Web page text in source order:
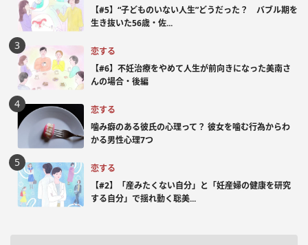
【#5】“子どものいない人生”どうだった？ バブル期を
生き抜いた56歳・佐...
恋する
【#6】不妊治療をやめて人生が前向きになった美南さ
んの場合・後編
恋する
噛み癖のある彼氏の心理って？ 彼女を噛む行為からわ
かる男性心理7つ
恋する
【#2】「産みたくない自分」と「妊産婦の健康を研究
する自分」で揺れ動く聡美...